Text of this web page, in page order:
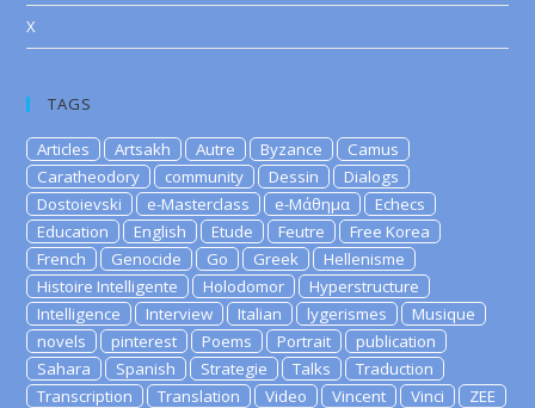
X
TAGS
Articles Artsakh Autre Byzance
Camus
Caratheodory
community Dessin
Dialogs
Dostoievski
e-Masterclass e-Μάθημα
Echecs
Education
English Etude Feutre
Free Korea
French
Genocide Go Greek
Hellenisme
Histoire Intelligente
Holodomor
Hyperstructure
Intelligence
Interview Italian lygerismes
Musique
novels
pinterest Poems Portrait
publication
Sahara
Spanish Strategie Talks
Traduction
Transcription
Translation Video Vincent Vinci
ZEE